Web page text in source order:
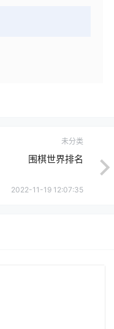
未分类
围棋世界排名
2022-11-19 12:07:35